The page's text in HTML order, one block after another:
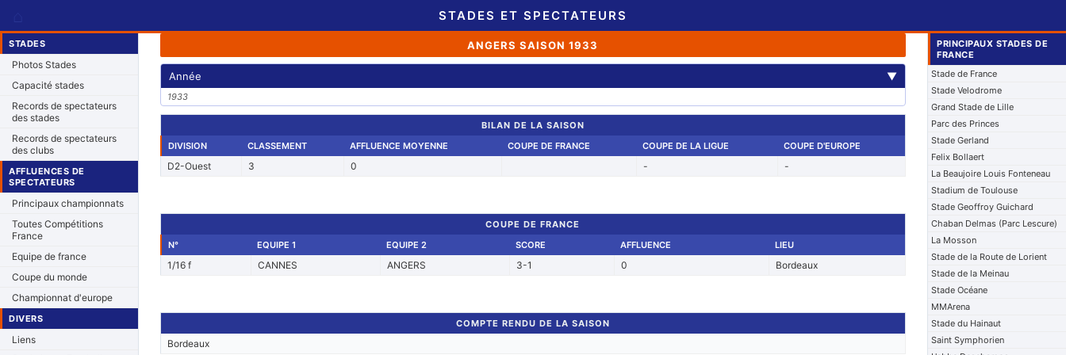
STADES ET SPECTATEURS
STADES
Photos Stades
Capacité stades
Records de spectateurs
des stades
Records de spectateurs
des clubs
AFFLUENCES DE
SPECTATEURS
Principaux championnats
Toutes Compétitions
France
Equipe de france
Coupe du monde
Championnat d'europe
DIVERS
Liens
ANGERS SAISON 1933
Année ▼
1933
BILAN DE LA SAISON
DIVISION
CLASSEMENT AFFLUENCE MOYENNE COUPE DE FRANCE COUPE DE LA LIGUE COUPE D'EUROPE
D2-Ouest 3 0 - -
COUPE DE FRANCE
N°
EQUIPE 1 EQUIPE 2 SCORE AFFLUENCE LIEU
1/16 f CANNES ANGERS 3-1 0 Bordeaux
COMPTE RENDU DE LA SAISON
Bordeaux
PRINCIPAUX STADES DE
FRANCE
Stade de France
Stade Velodrome
Grand Stade de Lille
Parc des Princes
Stade Gerland
Felix Bollaert
La Beaujoire Louis Fonteneau
Stadium de Toulouse
Stade Geoffroy Guichard
Chaban Delmas (Parc Lescure)
La Mosson
Stade de la Route de Lorient
Stade de la Meinau
Stade Océane
MMArena
Stade du Hainaut
Saint Symphorien